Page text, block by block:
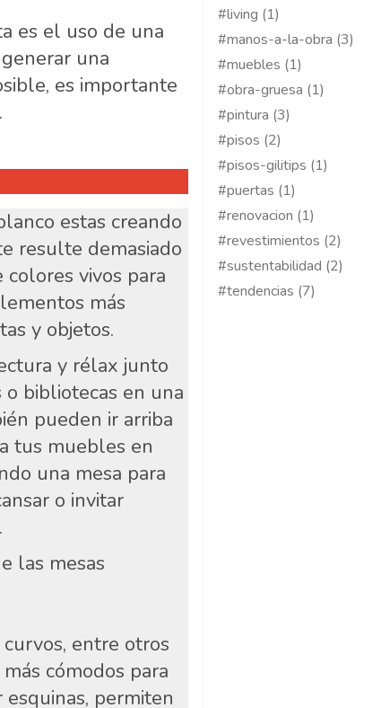
es el uso de una
una
es importante
estas creando
resulte demasiado
vivos para
más
y objetos.
y rélax junto
bibliotecas en una
pueden ir arriba
tus muebles en
una mesa para
o invitar
las mesas
entre otros
cómodos para
permiten
#living (1)
#manos-a-la-obra (3)
#muebles (1)
#obra-gruesa (1)
#pintura (3)
#pisos (2)
#pisos-gilitips (1)
#puertas (1)
#renovacion (1)
#revestimientos (2)
#sustentabilidad (2)
#tendencias (7)